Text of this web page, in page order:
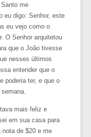
me
eu digo: Senhor, este
eu vejo como o
O Senhor arquitetou
que o João tivesse
nesses últimos
entender que o
poderia ter, e que o
mais feliz e
em sua casa para
nota de $20 e me